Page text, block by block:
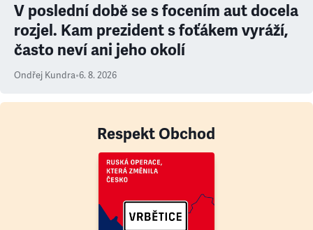
V poslední době se s focením aut docela
rozjel. Kam prezident s foťákem vyráží,
často neví ani jeho okolí
Ondřej Kundra•6. 8. 2026
Respekt Obchod